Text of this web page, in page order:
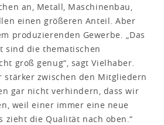
an, Metall, Maschinenbau,
einen größeren Anteil. Aber
produzierenden Gewerbe. „Das
sind die thematischen
groß genug“, sagt Vielhaber.
stärker zwischen den Mitgliedern
gar nicht verhindern, dass wir
weil einer immer eine neue
zieht die Qualität nach oben.“